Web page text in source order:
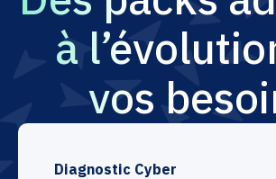
à
vos
Diagnostic Cyber